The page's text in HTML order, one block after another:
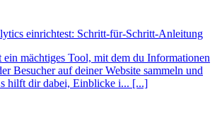
einrichtest: Schritt-für-Schritt-Anleitung
mächtiges Tool, mit dem du Informationen
Besucher auf deiner Website sammeln und
hilft dir dabei, Einblicke i... [...]